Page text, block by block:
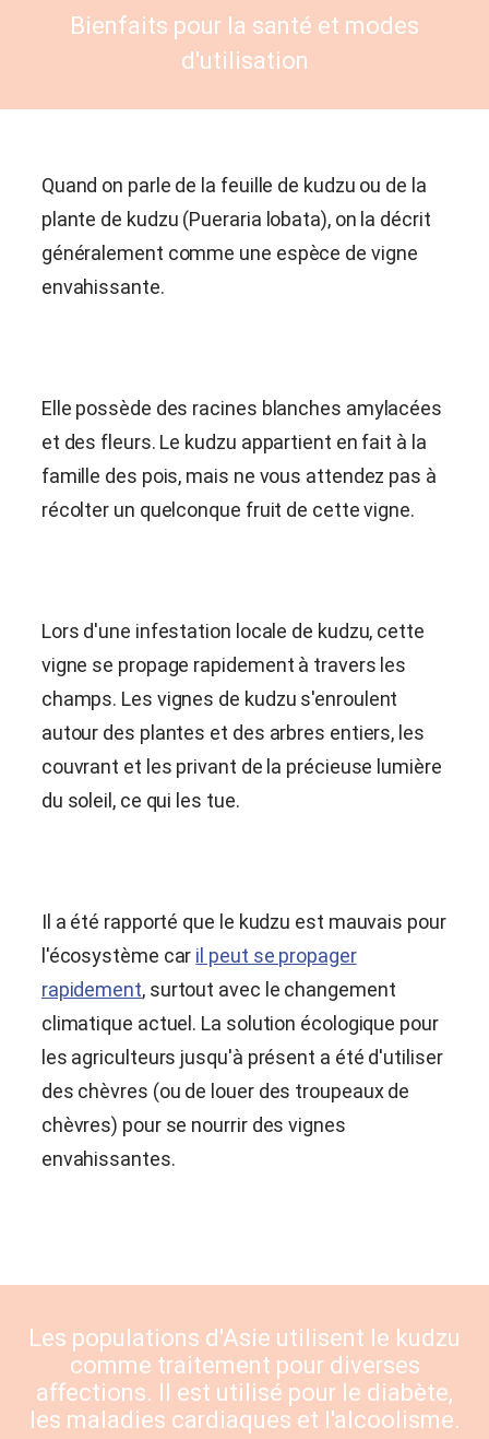
Bienfaits pour la santé et modes
d'utilisation
Quand on parle de la feuille de kudzu ou de la
plante de kudzu (Pueraria lobata), on la décrit
généralement comme une espèce de vigne
envahissante.
Elle possède des racines blanches amylacées
et des fleurs. Le kudzu appartient en fait à la
famille des pois, mais ne vous attendez pas à
récolter un quelconque fruit de cette vigne.
Lors d'une infestation locale de kudzu, cette
vigne se propage rapidement à travers les
champs. Les vignes de kudzu s'enroulent
autour des plantes et des arbres entiers, les
couvrant et les privant de la précieuse lumière
du soleil, ce qui les tue.
Il a été rapporté que le kudzu est mauvais pour
l'écosystème car il peut se propager
rapidement, surtout avec le changement
climatique actuel. La solution écologique pour
les agriculteurs jusqu'à présent a été d'utiliser
des chèvres (ou de louer des troupeaux de
chèvres) pour se nourrir des vignes
envahissantes.
Les populations d'Asie utilisent le kudzu
comme traitement pour diverses
affections. Il est utilisé pour le diabète,
les maladies cardiaques et l'alcoolisme.